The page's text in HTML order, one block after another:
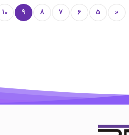
«
5
6
7
8
9
10